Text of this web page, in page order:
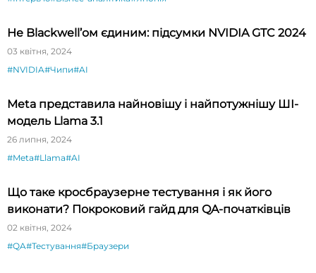
Не Blackwell’ом єдиним: підсумки NVIDIA GTC 2024
03 квітня, 2024
#NVIDIA#Чипи#AI
Meta представила найновішу і найпотужнішу ШІ-
модель Llama 3.1
26 липня, 2024
#Meta#Llama#AI
Що таке кросбраузерне тестування і як його
виконати? Покроковий гайд для QA-початківців
02 квітня, 2024
#QA#Тестування#Браузери